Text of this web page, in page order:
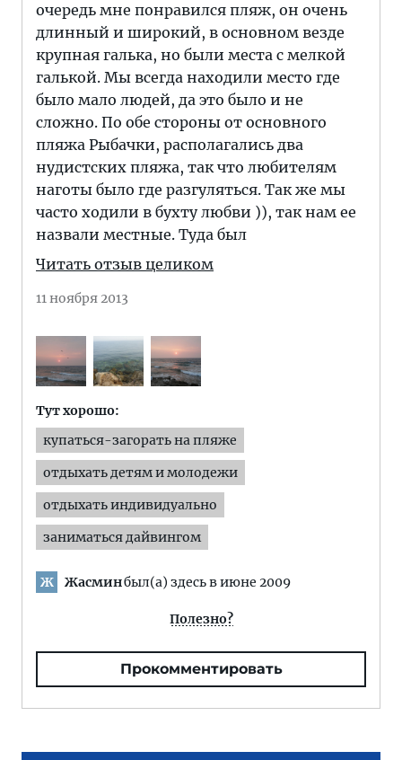
очередь мне понравился пляж, он очень
длинный и широкий, в основном везде
крупная галька, но были места с мелкой
галькой. Мы всегда находили место где
было мало людей, да это было и не
сложно. По обе стороны от основного
пляжа Рыбачки, располагались два
нудистских пляжа, так что любителям
наготы было где разгуляться. Так же мы
часто ходили в бухту любви )), так нам ее
назвали местные. Туда был
Читать отзыв целиком
11 ноября 2013
Тут хорошо:
купаться-загорать на пляже
отдыхать детям и молодежи
отдыхать индивидуально
заниматься дайвингом
Ж Жасминбыл(а) здесь в июне 2009
Полезно?
Прокомментировать